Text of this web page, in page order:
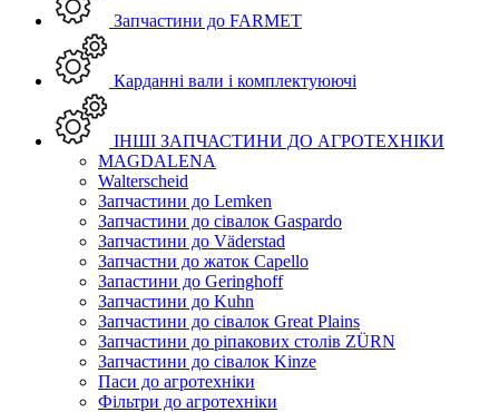
Запчастини до FARMET
Карданні вали і комплектуюючі
ІНШІ ЗАПЧАСТИНИ ДО АГРОТЕХНІКИ
MAGDALENA
Walterscheid
Запчастини до Lemken
Запчастини до сівалок Gaspardo
Запчастини до Väderstad
Запчастни до жаток Capello
Запастини до Geringhoff
Запчастини до Kuhn
Запчастини до сівалок Great Plains
Запчастини до ріпакових столів ZÜRN
Запчастини до сівалок Kinze
Паси до агротехніки
Фільтри до агротехніки